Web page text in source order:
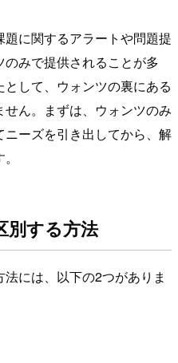
に関するアラートや問題提
みで提供されることが多
して、ウォンツの裏にある
ん。まずは、ウォンツのみ
ーズを引き出してから、解
別する方法
には、以下の2つがありま